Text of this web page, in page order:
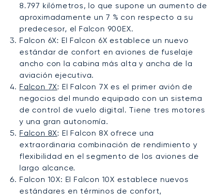
8.797 kilómetros, lo que supone un aumento de
aproximadamente un 7 % con respecto a su
predecesor, el Falcon 900EX.
Falcon 6X: El Falcon 6X establece un nuevo
estándar de confort en aviones de fuselaje
ancho con la cabina más alta y ancha de la
aviación ejecutiva.
Falcon 7X: El Falcon 7X es el primer avión de
negocios del mundo equipado con un sistema
de control de vuelo digital. Tiene tres motores
y una gran autonomía.
Falcon 8X: El Falcon 8X ofrece una
extraordinaria combinación de rendimiento y
flexibilidad en el segmento de los aviones de
largo alcance.
Falcon 10X: El Falcon 10X establece nuevos
estándares en términos de confort,